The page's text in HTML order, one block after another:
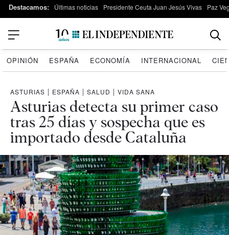
Destacamos: Últimas noticias Presidente Ceuta Juan Jesús Vivas Paz
OPINIÓN ESPAÑA ECONOMÍA INTERNACIONAL
ASTURIAS | ESPAÑA | SALUD | VIDA SANA
Asturias detecta su primer caso
tras 25 días y sospecha que es
importado desde Cataluña